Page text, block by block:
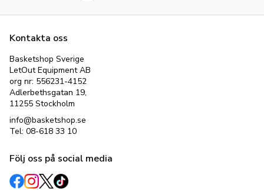
Kontakta oss
Basketshop Sverige
LetOut Equipment AB
org nr: 556231-4152
Adlerbethsgatan 19,
11255 Stockholm
info@basketshop.se
Tel: 08-618 33 10
Följ oss på social media